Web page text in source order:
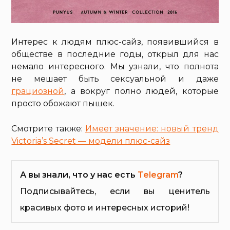
Интерес к людям плюс-сайз, появившийся в
обществе в последние годы, открыл для нас
немало интересного. Мы узнали, что полнота
не мешает быть сексуальной и даже
грациозной, а вокруг полно людей, которые
просто обожают пышек.
Смотрите также: Имеет значение: новый тренд
Victoria’s Secret — модели плюс-сайз
А вы знали, что у нас есть Telegram?
Подписывайтесь, если вы ценитель
красивых фото и интересных историй!